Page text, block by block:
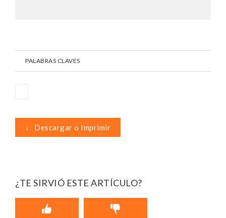
PALABRAS CLAVES
↓ Descargar o Imprimir
¿TE SIRVIÓ ESTE ARTÍCULO?